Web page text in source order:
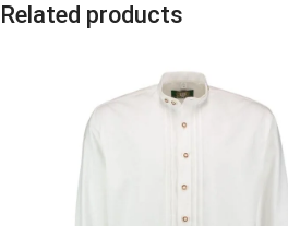
Related products